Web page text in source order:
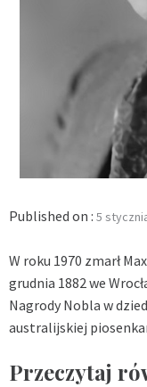
Published on : 5
W roku 1970 zmarł
grudnia 1882 we
Nagrody Nobla w
australijskiej
Przeczytaj